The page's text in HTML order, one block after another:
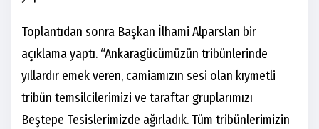
Toplantıdan sonra Başkan İlhami Alparslan bir
açıklama yaptı. “Ankaragücümüzün tribünlerinde
yıllardır emek veren, camiamızın sesi olan kıymetli
tribün temsilcilerimizi ve taraftar gruplarımızı
Beştepe Tesislerimizde ağırladık. Tüm tribünlerimizin